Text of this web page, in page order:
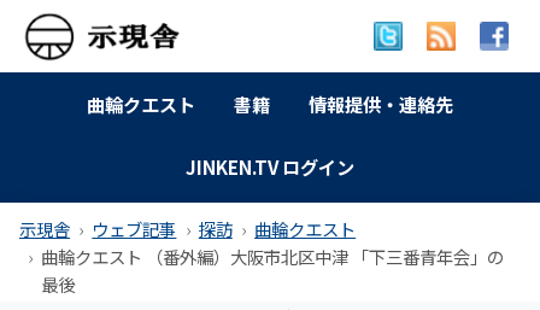
曲輪クエスト 書籍 情報提供・連絡先
JINKEN.TV ログイン
示現舎 ウェブ記事 探訪
曲輪クエスト
曲輪クエスト （番外編）大阪市北区中津 「下三番青年会」の
最後